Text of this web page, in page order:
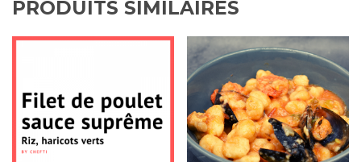
PRODUITS SIMILAIRES